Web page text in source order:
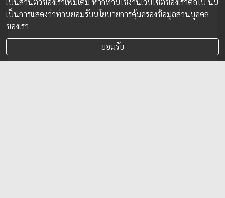
เป็นการแสดงว่าท่านยอมรับนโยบายการคุ้มครองข้อมูลส่วนบุคคล
ของเรา
ยอมรับ